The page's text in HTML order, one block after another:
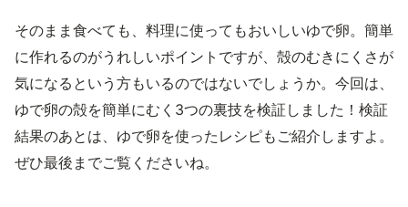
そのまま食べても、料理に使ってもおいしいゆで卵。簡単
に作れるのがうれしいポイントですが、殻のむきにくさが
気になるという方もいるのではないでしょうか。今回は、
ゆで卵の殻を簡単にむく3つの裏技を検証しました！検証
結果のあとは、ゆで卵を使ったレシピもご紹介しますよ。
ぜひ最後までご覧くださいね。